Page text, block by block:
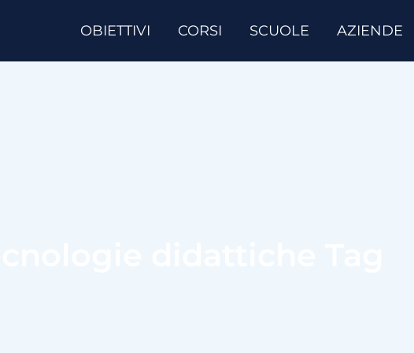
OBIETTIVI CORSI SCUOLE AZIENDE